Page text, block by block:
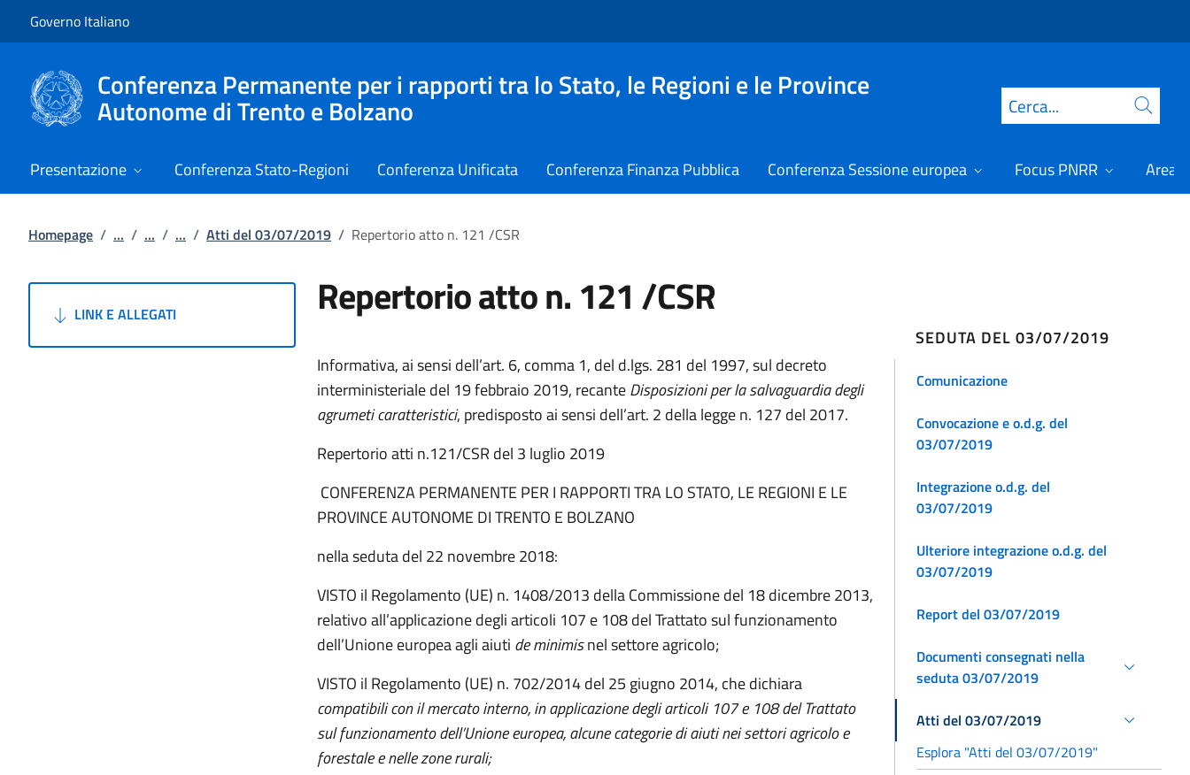
Governo Italiano
Conferenza Permanente per i rapporti tra lo Stato, le Regioni e le Province
Autonome di Trento e Bolzano Cerca
Presentazione Conferenza Stato-Regioni Conferenza Unificata Conferenza Finanza Pubblica Conferenza Sessione europea Focus PNRR Area
Homepage / ... / ... / ... / Atti del 03/07/2019 / Repertorio atto n. 121 /CSR
LINK E ALLEGATI Repertorio atto n. 121 /CSR
Informativa, ai sensi dell’art. 6, comma 1, del d.lgs. 281 del 1997, sul decreto
interministeriale del 19 febbraio 2019, recanteDisposizioni per la salvaguardia degli
agrumeti caratteristici, predisposto ai sensi dell’art. 2 della legge n. 127 del 2017.
Repertorio atti n.121/CSR del 3 luglio 2019
CONFERENZA PERMANENTE PER I RAPPORTI TRA LO STATO, LE REGIONI E LE
PROVINCE AUTONOME DI TRENTO E BOLZANO
nella seduta del 22 novembre 2018:
VISTO il Regolamento (UE) n. 1408/2013 della Commissione del 18 dicembre 2013,
relativo all’applicazione degli articoli 107 e 108 del Trattato sul funzionamento
dell’Unione europea agli aiuti de minimisnel settore agricolo;
VISTO il Regolamento (UE) n. 702/2014 del 25 giugno 2014, che dichiara
compatibili con il mercato interno, in applicazione degli articoli 107 e 108 del Trattato
sul funzionamento dell’Unione europea, alcune categorie di aiuti nei settori agricolo e
forestale e nelle zone rurali;
SEDUTA DEL 03/07/2019
Comunicazione
Convocazione e o.d.g. del
03/07/2019
Integrazione o.d.g. del
03/07/2019
Ulteriore integrazione o.d.g. del
03/07/2019
Report del 03/07/2019
Documenti consegnati nella
seduta 03/07/2019
Atti del 03/07/2019
Esplora "Atti del 03/07/2019"